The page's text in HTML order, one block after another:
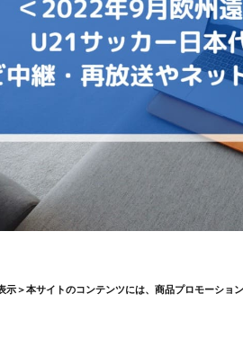
示＞本サイトのコンテンツには、商品プロモーショ